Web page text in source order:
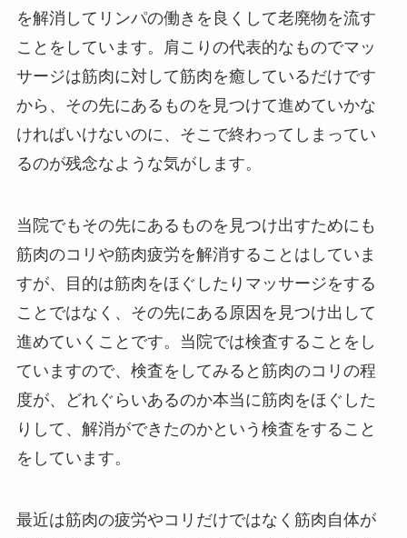
を解消してリンパの働きを良くして老廃物を流す
ことをしています。肩こりの代表的なものでマッ
サージは筋肉に対して筋肉を癒しているだけです
から、その先にあるものを見つけて進めていかな
ければいけないのに、そこで終わってしまってい
るのが残念なような気がします。
当院でもその先にあるものを見つけ出すためにも
筋肉のコリや筋肉疲労を解消することはしていま
すが、目的は筋肉をほぐしたりマッサージをする
ことではなく、その先にある原因を見つけ出して
進めていくことです。当院では検査することをし
ていますので、検査をしてみると筋肉のコリの程
度が、どれぐらいあるのか本当に筋肉をほぐした
りして、解消ができたのかという検査をすること
をしています。
最近は筋肉の疲労やコリだけではなく筋肉自体が